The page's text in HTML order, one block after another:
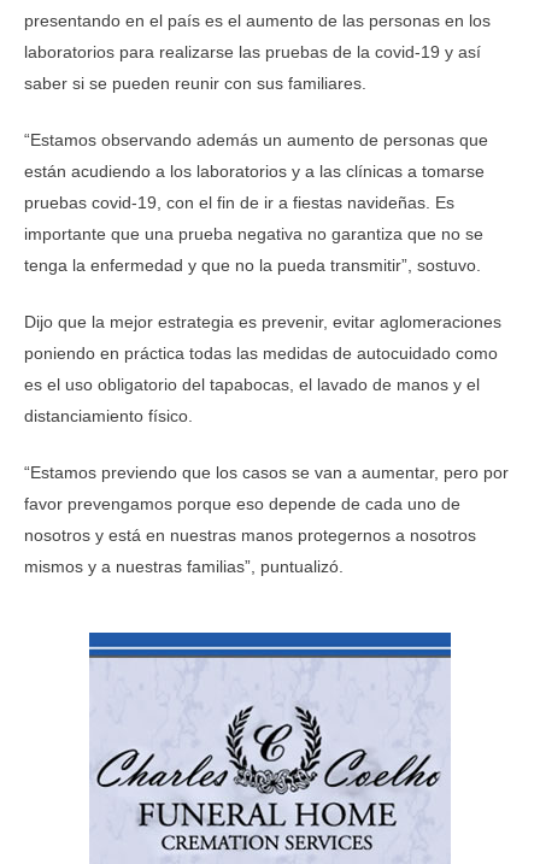
presentando en el país es el aumento de las personas en los
laboratorios para realizarse las pruebas de la covid-19 y así
saber si se pueden reunir con sus familiares.
“Estamos observando además un aumento de personas que
están acudiendo a los laboratorios y a las clínicas a tomarse
pruebas covid-19, con el fin de ir a fiestas navideñas. Es
importante que una prueba negativa no garantiza que no se
tenga la enfermedad y que no la pueda transmitir”, sostuvo.
Dijo que la mejor estrategia es prevenir, evitar aglomeraciones
poniendo en práctica todas las medidas de autocuidado como
es el uso obligatorio del tapabocas, el lavado de manos y el
distanciamiento físico.
“Estamos previendo que los casos se van a aumentar, pero por
favor prevengamos porque eso depende de cada uno de
nosotros y está en nuestras manos protegernos a nosotros
mismos y a nuestras familias”, puntualizó.